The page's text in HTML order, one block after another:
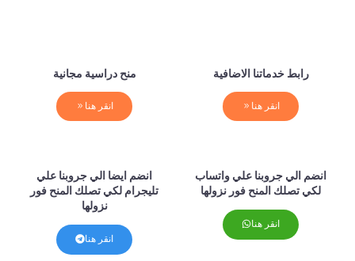
رابط خدماتنا الاضافية
انقر هنا
منح دراسية مجانية
انقر هنا
انضم الي جروبنا علي واتساب
لكي تصلك المنح فور نزولها
انقر هنا
انضم ايضا الي جروبنا علي
تليجرام لكي تصلك المنح فور
نزولها
انقر هنا